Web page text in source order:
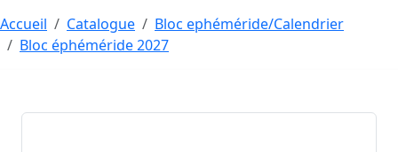
Accueil Catalogue
Bloc ephéméride/Calendrier
Bloc éphéméride 2027